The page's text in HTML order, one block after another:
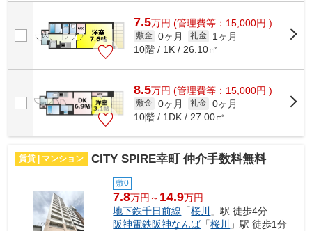
7.5万円 (管理費等：15,000円 )
敷金 0ヶ月 礼金
1ヶ月
10階 / 1K / 26.10㎡
8.5万円 (管理費等：15,000円 )
敷金 0ヶ月 礼金 0ヶ月
10階 / 1DK / 27.00㎡
賃貸 | マンション CITY SPIRE幸町 仲介手数料無料
敷0
7.8万円～ 14.9万円
地下鉄千日前線 「桜川
」駅 徒歩4分
阪神電鉄阪神なんば「桜川 」駅 徒歩1分